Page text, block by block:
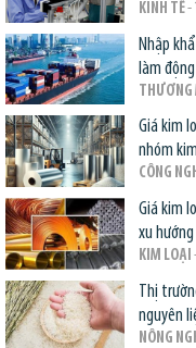
KINH TẾ-
Nhập
làm
THƯƠNG
Giá kim
nhóm
CÔNG
Giá kim
xu hướng
KIM LOẠI
Thị
nguyên
NÔNG